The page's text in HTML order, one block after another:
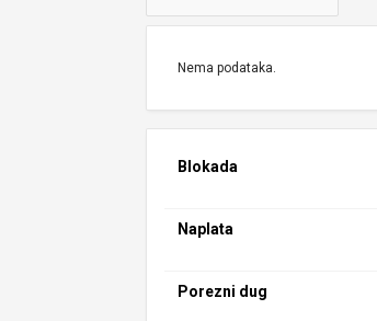
Nema podataka.
Blokada
Naplata
Porezni dug